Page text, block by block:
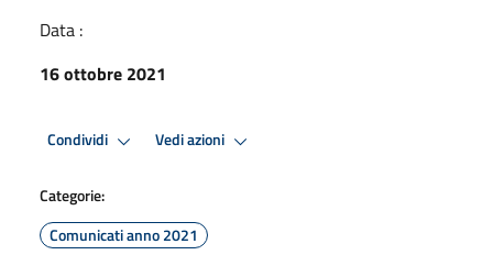
Data :
16 ottobre 2021
Condividi Vedi azioni
Categorie:
Comunicati anno 2021